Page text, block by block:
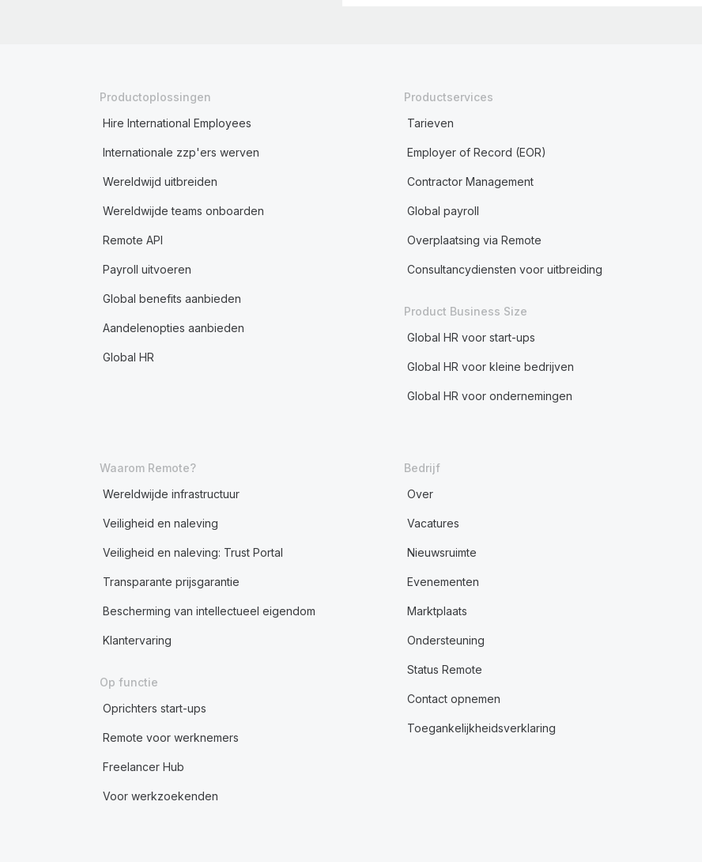
Productoplossingen
Hire International Employees
Internationale zzp'ers werven
Wereldwijd uitbreiden
Wereldwijde teams onboarden
Remote API
Payroll uitvoeren
Global benefits aanbieden
Aandelenopties aanbieden
Global HR
Productservices
Tarieven
Employer of Record (EOR)
Contractor Management
Global payroll
Overplaatsing via Remote
Consultancydiensten voor uitbreiding
Product Business Size
Global HR voor start-ups
Global HR voor kleine bedrijven
Global HR voor ondernemingen
Waarom Remote?
Wereldwijde infrastructuur
Veiligheid en naleving
Veiligheid en naleving: Trust Portal
Transparante prijsgarantie
Bescherming van intellectueel eigendom
Klantervaring
Op functie
Oprichters start-ups
Remote voor werknemers
Freelancer Hub
Voor werkzoekenden
Bedrijf
Over
Vacatures
Nieuwsruimte
Evenementen
Marktplaats
Ondersteuning
Status Remote
Contact opnemen
Toegankelijkheidsverklaring